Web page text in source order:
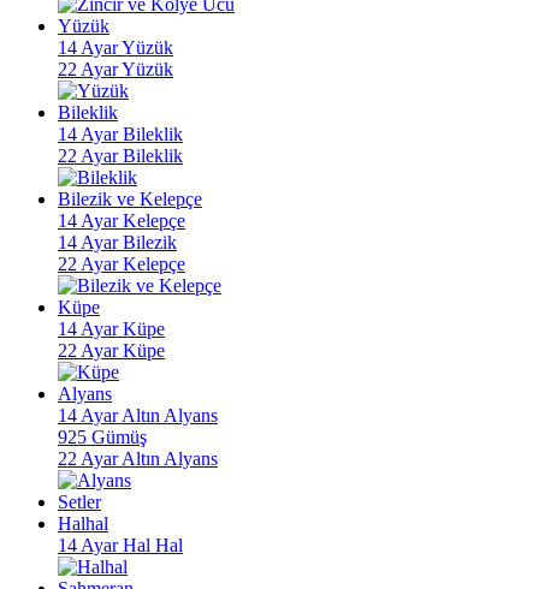
Yüzük
14 Ayar Yüzük
22 Ayar Yüzük
Bileklik
14 Ayar Bileklik
22 Ayar Bileklik
Bilezik ve Kelepçe
14 Ayar Kelepçe
14 Ayar Bilezik
22 Ayar Kelepçe
Küpe
14 Ayar Küpe
22 Ayar Küpe
Alyans
14 Ayar Altın Alyans
925 Gümüş
22 Ayar Altın Alyans
Setler
Halhal
14 Ayar Hal Hal